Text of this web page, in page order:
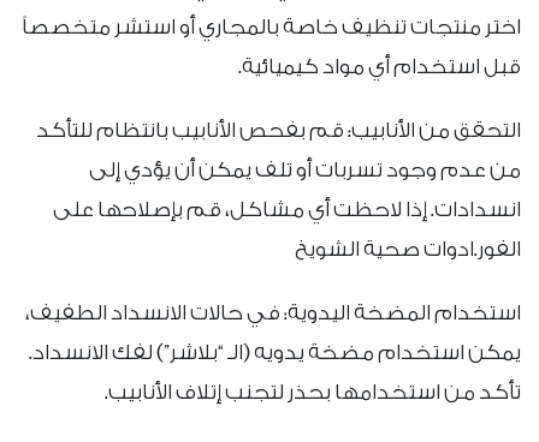
اختر منتجات تنظيف خاصة بالمجاري أو استشر متخصصاً
قبل استخدام أي مواد كيميائية.
التحقق من الأنابيب: قم بفحص الأنابيب بانتظام للتأكد
من عدم وجود تسربات أو تلف يمكن أن يؤدي إلى
انسدادات. إذا لاحظت أي مشاكل، قم بإصلاحها على
الفور.ادوات صحية الشويخ
استخدام المضخة اليدوية: في حالات الانسداد الطفيف،
يمكن استخدام مضخة يدويه (الـ “بلاشر”) لفك الانسداد.
تأكد من استخدامها بحذر لتجنب إتلاف الأنابيب.